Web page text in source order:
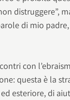
distruggere”,
di mio
con
questa è la
esteriore, di